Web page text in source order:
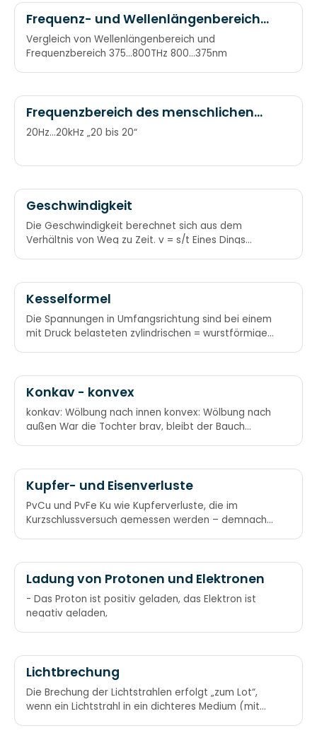
Frequenz- und Wellenlängenbereich
des sichtbaren Lichtes
Vergleich von Wellenlängenbereich und
Frequenzbereich 375…800THz 800…375nm
Frequenzbereich des menschlichen
Hörens
20Hz…20kHz „20 bis 20“
Geschwindigkeit
Die Geschwindigkeit berechnet sich aus dem
Verhältnis von Weg zu Zeit. v = s/t Eines Dings
Kesselformel
Die Spannungen in Umfangsrichtung sind bei einem
mit Druck belasteten zylindrischen = wurstförmigen
Konkav - konvex
konkav: Wölbung nach innen konvex: Wölbung nach
außen War die Tochter brav, bleibt der Bauch
Kupfer- und Eisenverluste
PvCu und PvFe Ku wie Kupferverluste, die im
Kurzschlussversuch gemessen werden – demnach
Ladung von Protonen und Elektronen
- Das Proton ist positiv geladen, das Elektron ist
negativ geladen,
Lichtbrechung
Die Brechung der Lichtstrahlen erfolgt „zum Lot“,
wenn ein Lichtstrahl in ein dichteres Medium (mit